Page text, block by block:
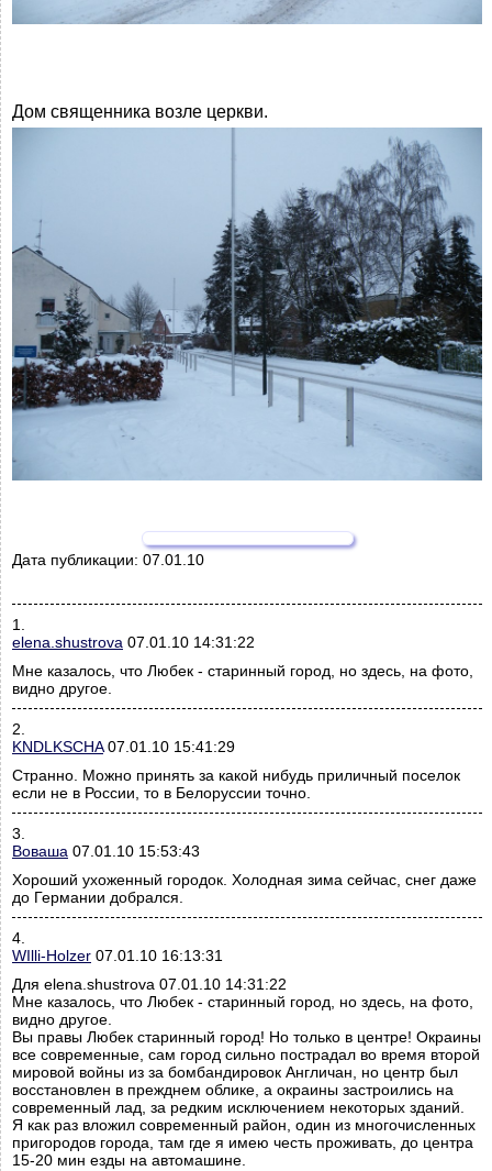
Дом священника возле церкви.
Дата публикации: 07.01.10
1.
elena.shustrova 07.01.10 14:31:22
Мне казалось, что Любек - старинный город, но здесь, на фото,
видно другое.
2.
KNDLKSCHA07.01.10 15:41:29
Странно. Можно принять за какой нибудь приличный поселок
если не в России, то в Белоруссии точно.
3.
Воваша 07.01.10 15:53:43
Хороший ухоженный городок. Холодная зима сейчас, снег даже
до Германии добрался.
4.
WIlli-Holzer 07.01.10 16:13:31
Для elena.shustrova 07.01.10 14:31:22
Мне казалось, что Любек - старинный город, но здесь, на фото,
видно другое.
Вы правы Любек старинный город! Но только в центре! Окраины
все современные, сам город сильно пострадал во время второй
мировой войны из за бомбандировок Англичан, но центр был
восстановлен в прежднем облике, а окраины застроились на
современный лад, за редким исключением некоторых зданий.
Я как раз вложил современный район, один из многочисленных
пригородов города, там где я имею честь проживать, до центра
15-20 мин езды на автомашине.